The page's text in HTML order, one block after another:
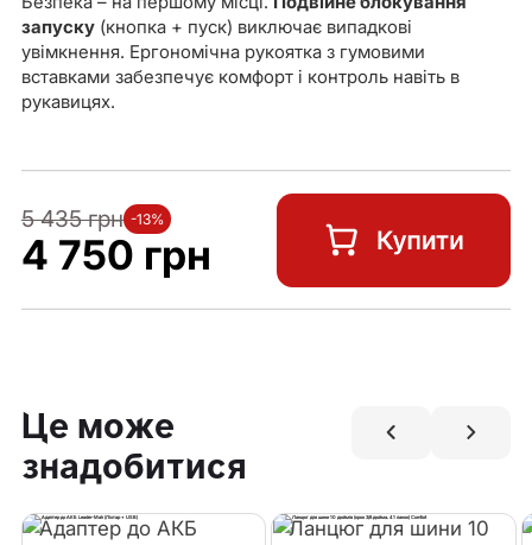
запуску(кнопка + пуск) виключає випадкові
увімкнення. Ергономічна рукоятка з гумовими
вставками забезпечує комфорт і контроль навіть в
рукавицях.
5 435 грн -13%
4 750 грн
Це може
знадобитися
Адаптер до АКБ
Ланцюг для шини 10